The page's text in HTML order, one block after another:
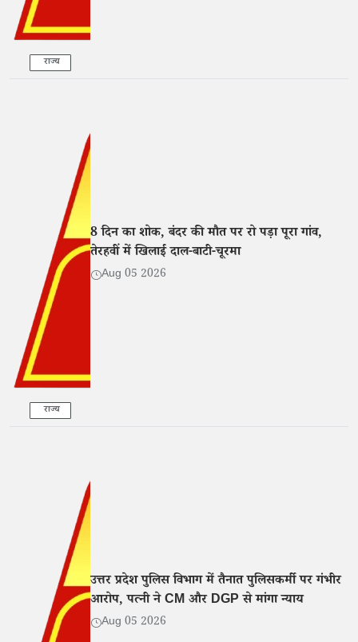
राज्य
राज्य
8 दिन का शोक, बंदर की मौत पर रो पड़ा पूरा गांव,
तेरहवीं में खिलाई दाल-बाटी-चूरमा
Aug 05 2026
उत्तर प्रदेश पुलिस विभाग में तैनात पुलिसकर्मी पर गंभीर
आरोप, पत्नी ने CM और DGP से मांगा न्याय
Aug 05 2026